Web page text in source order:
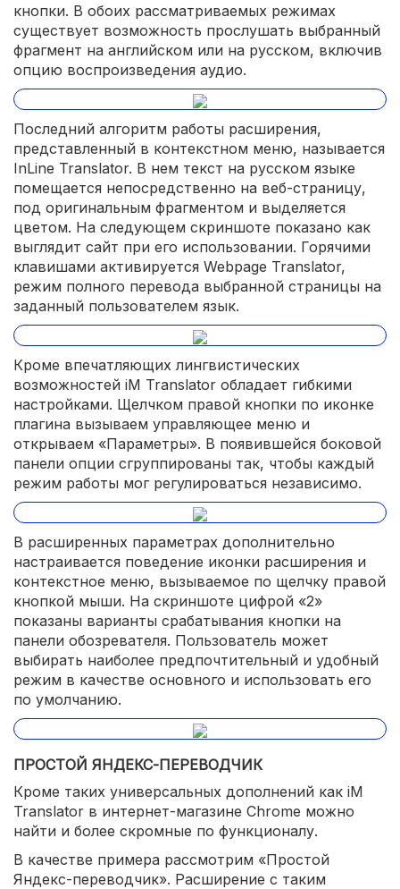
кнопки. В обоих рассматриваемых режимах
существует возможность прослушать выбранный
фрагмент на английском или на русском, включив
опцию воспроизведения аудио.
Последний алгоритм работы расширения,
представленный в контекстном меню, называется
InLine Translator. В нем текст на русском языке
помещается непосредственно на веб-страницу,
под оригинальным фрагментом и выделяется
цветом. На следующем скриншоте показано как
выглядит сайт при его использовании. Горячими
клавишами активируется Webpage Translator,
режим полного перевода выбранной страницы на
заданный пользователем язык.
Кроме впечатляющих лингвистических
возможностей iM Translator обладает гибкими
настройками. Щелчком правой кнопки по иконке
плагина вызываем управляющее меню и
открываем «Параметры». В появившейся боковой
панели опции сгруппированы так, чтобы каждый
режим работы мог регулироваться независимо.
В расширенных параметрах дополнительно
настраивается поведение иконки расширения и
контекстное меню, вызываемое по щелчку правой
кнопкой мыши. На скриншоте цифрой «2»
показаны варианты срабатывания кнопки на
панели обозревателя. Пользователь может
выбирать наиболее предпочтительный и удобный
режим в качестве основного и использовать его
по умолчанию.
ПРОСТОЙ ЯНДЕКС-ПЕРЕВОДЧИК
Кроме таких универсальных дополнений как iM
Translator в интернет-магазине Chrome можно
найти и более скромные по функционалу.
В качестве примера рассмотрим «Простой
Яндекс-переводчик». Расширение с таким